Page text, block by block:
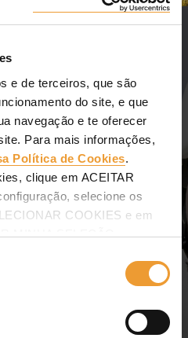
e de terceiros, que são
do site, e que
navegação e te oferecer
Para mais informações,
Política de Cookies.
clique em ACEITAR
selecione os
COOKIES e em
MINHA SELEÇÃO.
a
rentabilidade máxima
escoramentos e
o início de seus projetos